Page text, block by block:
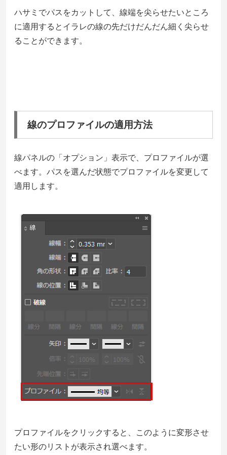
ハサミでパスをカットして、線端を尖らせたいところ
に適用するとイラレの線の先だけだんだん細く尖らせ
ることができます。
線のプロファイルの適用方法
線パネルの「オプション」表示で、プロファイルが選
べます。パスを選んだ状態でプロファイルを変更して
適用します。
プロファイルをクリックすると、このように変形させ
たい形のリストが表示され選べます。